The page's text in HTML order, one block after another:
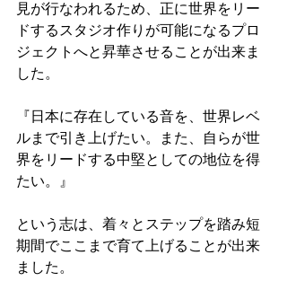
見が行なわれるため、正に世界をリー
ドするスタジオ作りが可能になるプロ
ジェクトへと昇華させることが出来ま
した。
『日本に存在している音を、世界レベ
ルまで引き上げたい。また、自らが世
界をリードする中堅としての地位を得
たい。』
という志は、着々とステップを踏み短
期間でここまで育て上げることが出来
ました。